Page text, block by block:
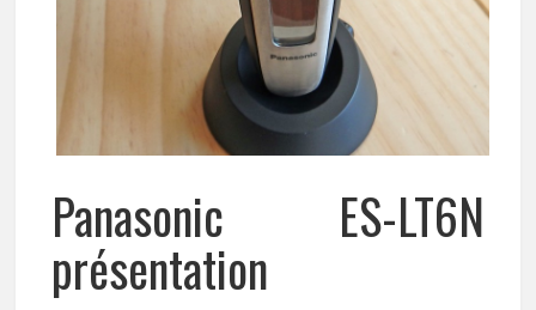
Panasonic ES-LT6N
présentation